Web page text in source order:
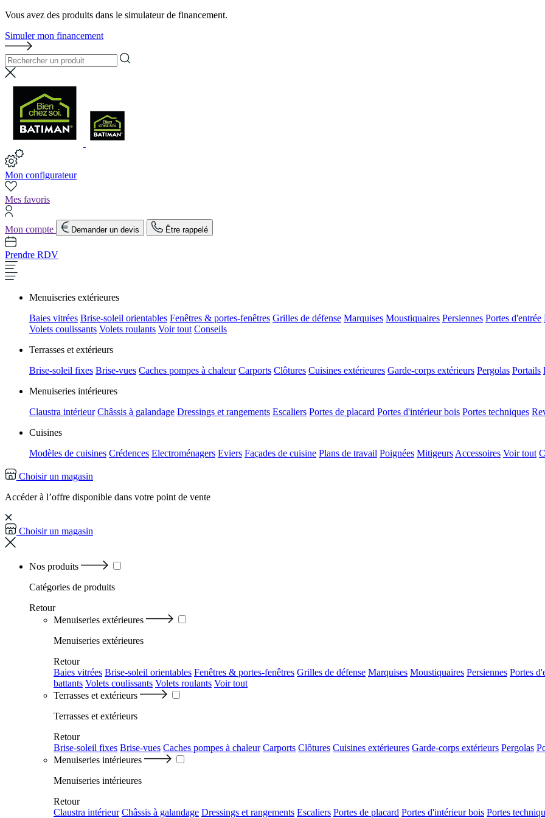
Vous avez des produits dans le simulateur de financement.
Simuler mon financement
Mon configurateur
Mes favoris
Mon compte Demander un devis Être rappelé
Prendre RDV
Menuiseries extérieures
Baies vitrées Brise-soleil orientables Fenêtres & portes-fenêtres Grilles de défense Marquises Moustiquaires Persiennes Portes d'entrée
Volets coulissants Volets roulants Voir tout Conseils
Terrasses et extérieurs
Brise-soleil fixes Brise-vues Caches pompes à chaleur Carports Clôtures Cuisines extérieures Garde-corps extérieurs Pergolas Portails
Menuiseries intérieures
Claustra intérieur Châssis à galandage Dressings et rangements Escaliers Portes de placard Portes d'intérieur bois Portes techniques
Cuisines
Modèles de cuisines Crédences Electroménagers Eviers Façades de cuisine Plans de travail Poignées Mitigeurs Accessoires Voir tout
Choisir un magasin
Accéder à l’offre disponible dans votre point de vente
Choisir un magasin
Nos produits
Catégories de produits
Retour
Menuiseries extérieures
Menuiseries extérieures
Retour
Baies vitrées Brise-soleil orientables Fenêtres & portes-fenêtres Grilles de défense Marquises Moustiquaires Persiennes Portes
battants Volets coulissants Volets roulants Voir tout
Terrasses et extérieurs
Terrasses et extérieurs
Retour
Brise-soleil fixes Brise-vues Caches pompes à chaleur Carports Clôtures Cuisines extérieures Garde-corps extérieurs Pergolas
Menuiseries intérieures
Menuiseries intérieures
Retour
Claustra intérieur Châssis à galandage Dressings et rangements Escaliers Portes de placard Portes d'intérieur bois Portes